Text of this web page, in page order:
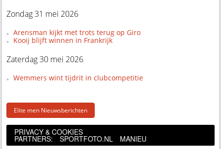
Zondag 31 mei 2026
Arensman kijkt met trots terug op Giro
Kooij blijft winnen in Frankrijk
Zaterdag 30 mei 2026
Wemmers wint tijdrit in clubcompetitie
Elite men Nieuwsberichten
PRIVACY & COOKIES
PARTNERS: SPORTFOTO.NL MANIEU